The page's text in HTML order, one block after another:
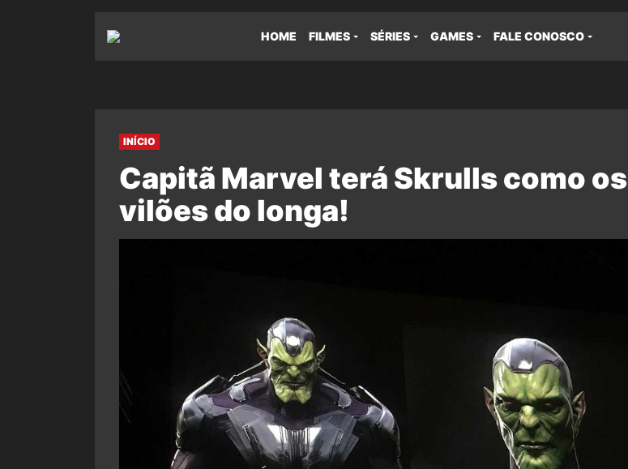
HOME FILMES SÉRIES GAMES FALE CONOSCO
INÍCIO
Capitã Marvel terá Skrulls como os
vilões do longa!